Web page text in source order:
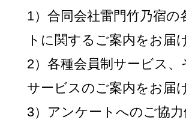
1）合同会社雷門竹乃宿の
トに関するご案内をお届
2）各種会員制サービス、
サービスのご案内をお届
3）アンケートへのご協力